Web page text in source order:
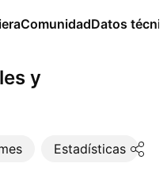
ComunidadDatos
y
Estadísticas